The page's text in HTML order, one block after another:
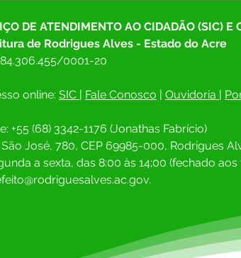
DE ATENDIMENTO AO CIDADÃO (SIC) E
de Rodrigues Alves - Estado do Acre
84.306.455/0001-20
online: SIC | Fale Conosco | Ouvidoria |
+55 (68) 3342-1176 (Jonathas Fabrício)
São José, 780, CEP 69985-000, Rodrigues
a sexta, das 8:00 às 14;00 (fechado